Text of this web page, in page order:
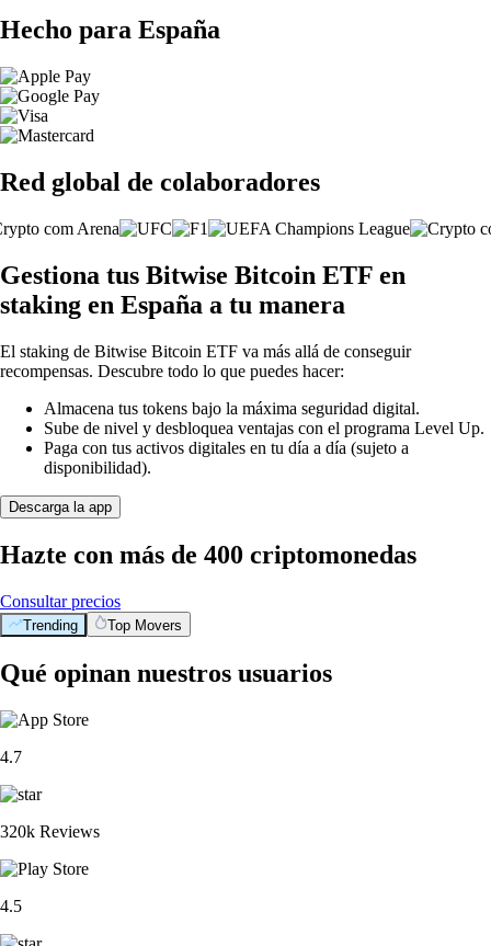
Hecho para España
Red global de colaboradores
Gestiona tus Bitwise Bitcoin ETF en
staking en España a tu manera
El staking de Bitwise Bitcoin ETF va más allá de conseguir
recompensas. Descubre todo lo que puedes hacer:
Almacena tus tokens bajo la máxima seguridad digital.
Sube de nivel y desbloquea ventajas con el programa Level Up.
Paga con tus activos digitales en tu día a día (sujeto a
disponibilidad).
Descarga la app
Hazte con más de 400 criptomonedas
Consultar precios
Trending Top Movers
Qué opinan nuestros usuarios
4.7
320k Reviews
4.5